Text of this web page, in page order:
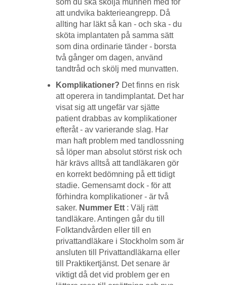
som du ska skölja munnen med för
att undvika bakterieangrepp. Då
allting har läkt så kan - och ska - du
sköta implantaten på samma sätt
som dina ordinarie tänder - borsta
två gånger om dagen, använd
tandtråd och skölj med munvatten.
Komplikationer? Det finns en risk
att operera in tandimplantat. Det har
visat sig att ungefär var sjätte
patient drabbas av komplikationer
efteråt - av varierande slag. Har
man haft problem med tandlossning
så löper man absolut störst risk och
här krävs alltså att tandläkaren gör
en korrekt bedömning på ett tidigt
stadie. Gemensamt dock - för att
förhindra komplikationer - är två
saker. Nummer Ett : Välj rätt
tandläkare. Antingen går du till
Folktandvården eller till en
privattandläkare i Stockholm som är
ansluten till Privattandläkarna eller
till Praktikertjänst. Det senare är
viktigt då det vid problem ger en